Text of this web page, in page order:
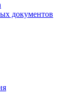
документов